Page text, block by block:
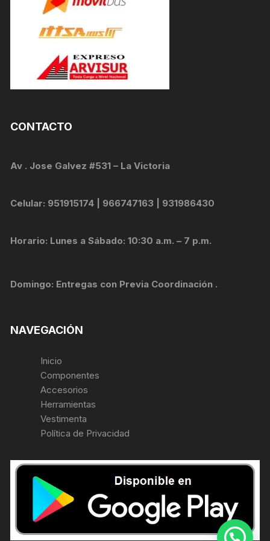
CONTACTO
Av . Jose Galvez #531 – La Victoria
Celular: 951915174 | 966747163 | 931986430
Horario: Lunes a Sábado: 10:30 a.m. – 7 p.m.
Domingo: Entregas con Previa Coordinación .
NAVEGACIÓN
Inicio
Componentes
Accesorios
Herramientas
Vestimenta
Política de Privacidad